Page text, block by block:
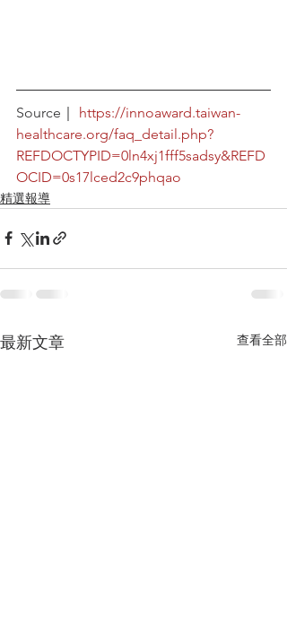
Source｜ https://innoaward.taiwan-
healthcare.org/faq_detail.php?
REFDOCTYPID=0ln4xj1fff5sadsy&REFD
OCID=0s17lced2c9phqao
精選報導
最新文章 查看全部